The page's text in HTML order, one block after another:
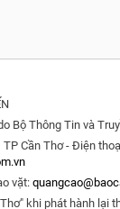
Bộ Thông Tin và
TP Cần Thơ - Điện
vặt:
khi phát hành lại